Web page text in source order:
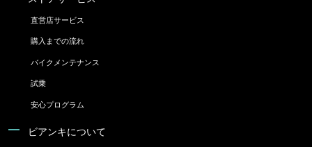
直営店サービス
購入までの流れ
バイクメンテナンス
試乗
安心プログラム
ビアンキについて